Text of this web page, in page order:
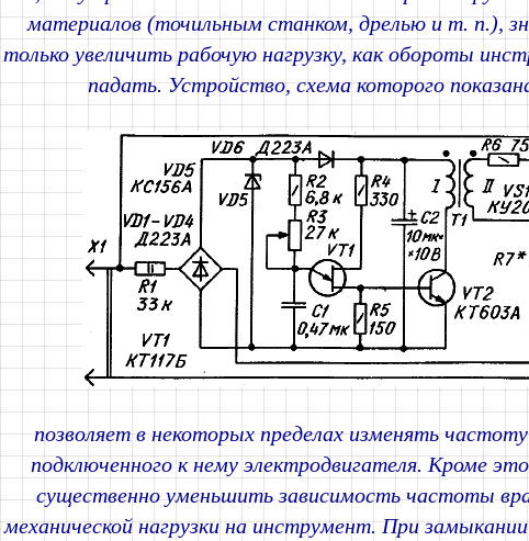
материалов (точильным станком, дрелью и т. п.),
только увеличить рабочую нагрузку, как обороты
падать. Устройство, схема которого
позволяет в некоторых пределах изменять
подключенного к нему электродвигателя. Кроме
существенно уменьшить зависимость частоты
механической нагрузки на инструмент. При